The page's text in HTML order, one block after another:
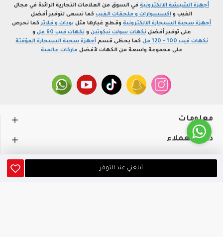
أبلغني عند التوفر
أجهزة الشيشة الالكترونية في السوق من العلامات التجارية الرائدة في مجال
الفيب و اكسسوارات و ملحقات الفيب كما نسعى لتوفير أفضل
أجهزة سحبة السيجارة الالكترونية وقطع غيارها مثل بودات و فلاتركما نحرص
على توفير أفضلنكهات سولت نيكوتين ونكهات فيب 60 مل
و
نكهات فيب 100 - 120 مل
كما يحظى قسمأجهزة سحبة السيجارة المؤقتة
على مجموعة واسعة من الكهات لأفضل ماركات عالمية
معلومات
دعم العملاء
حســـابي